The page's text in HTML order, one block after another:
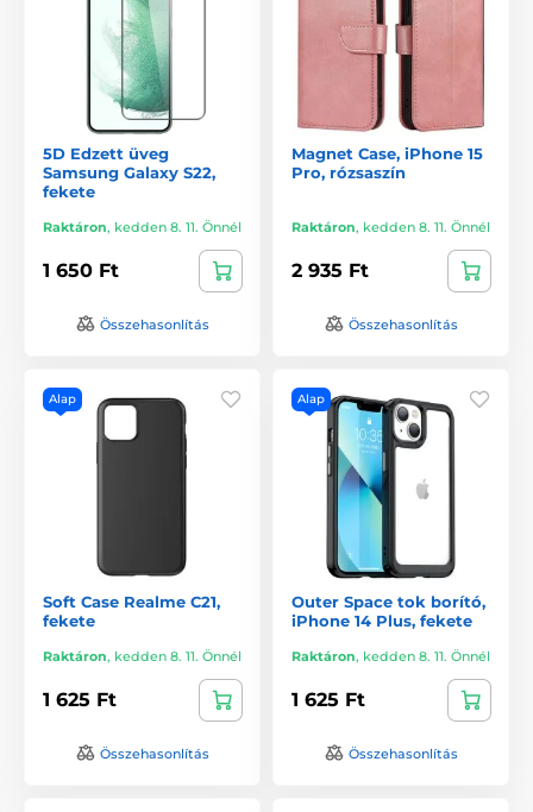
5D Edzett üveg
Samsung Galaxy S22,
fekete
Raktáron, kedden 8. 11. Önnél
1 650 Ft
Összehasonlítás
Magnet Case, iPhone 15
Pro, rózsaszín
Raktáron, kedden 8. 11. Önnél
2 935 Ft
Összehasonlítás
Alap
Soft Case Realme C21,
fekete
Raktáron, kedden 8. 11. Önnél
1 625 Ft
Összehasonlítás
Alap
Outer Space tok borító,
iPhone 14 Plus, fekete
Raktáron, kedden 8. 11. Önnél
1 625 Ft
Összehasonlítás